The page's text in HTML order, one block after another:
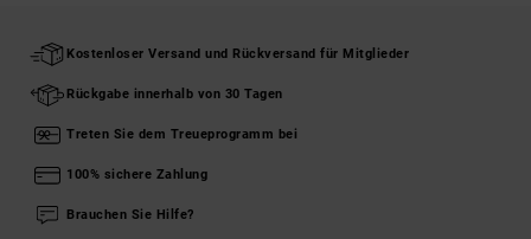
Kostenloser Versand und Rückversand für Mitglieder
Rückgabe innerhalb von 30 Tagen
Treten Sie dem Treueprogramm bei
100% sichere Zahlung
Brauchen Sie Hilfe?